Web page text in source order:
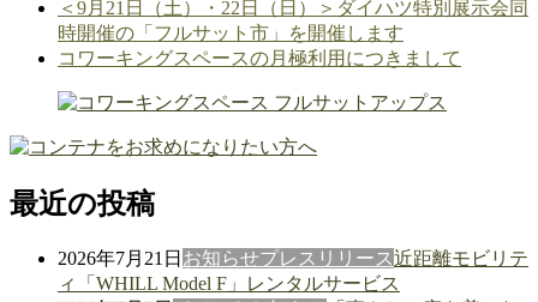
＜9月21日（土）・22日（日）＞ダイハツ特別展示会同
時開催の「フルサット市」を開催します
コワーキングスペースの月極利用につきまして
最近の投稿
2026年7月21日 お知らせプレスリリース近距離モビリテ
ィ「WHILL Model F」レンタルサービス